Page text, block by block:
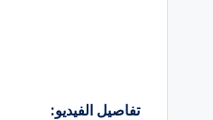
تفاصيل الفيديو: